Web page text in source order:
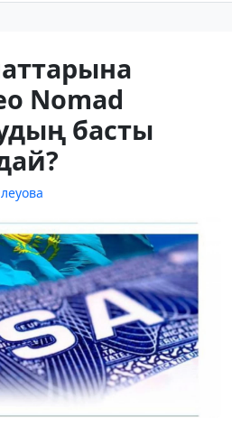
Nomad
басты